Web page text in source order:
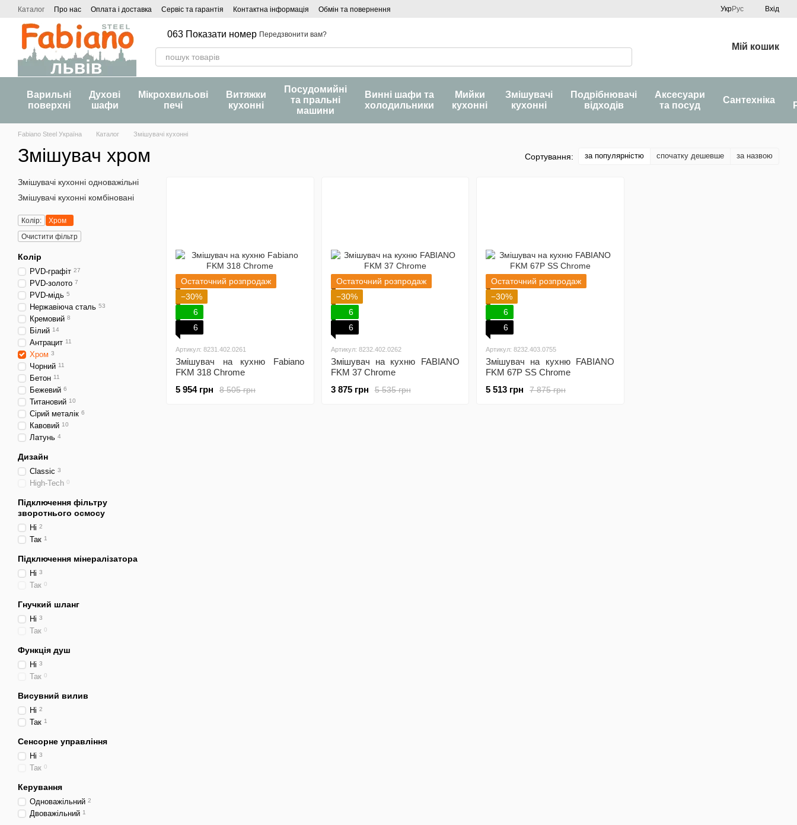
Перейти до основного контенту
Каталог Про нас Оплата і доставка Сервіс та гарантія Контактна інформація Обмін та повернення УкрРус Вхід
063 Показати номер Передзвонити вам?
Мій кошик
Варильні
поверхні
Духові
шафи
Мікрохвильові
печі
Витяжки
кухонні
Посудомийні
та пральні
машини
Винні шафи та
холодильники
Мийки
кухонні
Змішувачі
кухонні
Подрібнювачі
відходів
Аксесуари
та посуд
Сантехніка
Fabiano Steel Україна Каталог Змішувачі кухонні
Змішувач хром Сортування: за популярністю спочатку дешевше за назвою
Остаточний розпродаж
−30%
6
6
Артикул: 8231.402.0261
Змішувач на кухню Fabiano
FKM 318 Chrome
8 505 грн
5 954 грн
Остаточний розпродаж
−30%
6
6
Артикул: 8232.402.0262
Змішувач на кухню FABIANO
FKM 37 Chrome
5 535 грн
3 875 грн
Остаточний розпродаж
−30%
6
6
Артикул: 8232.403.0755
Змішувач на кухню FABIANO
FKM 67P SS Chrome
7 875 грн
5 513 грн
Змішувачі кухонні одноважільні
Змішувачі кухонні комбіновані
Колір:
Хром
Очистити фільтр
Колір
PVD-графіт 27
PVD-золото 7
PVD-мідь 5
Нержавіюча сталь 53
Кремовий 8
Білий 14
Антрацит 11
Хром 3
Чорний 11
Бетон 11
Бежевий 6
Титановий 10
Сірий металік 6
Кавовий 10
Латунь 4
Дизайн
Classic 3
High-Tech 0
Підключення фільтру
зворотнього осмосу
Ні 2
Так 1
Підключення мінералізатора
Ні 3
Так 0
Гнучкий шланг
Ні 3
Так 0
Функція душ
Ні 3
Так 0
Висувний вилив
Ні 2
Так 1
Сенсорне управління
Ні 3
Так 0
Керування
Одноважільний 2
Двоважільний 1